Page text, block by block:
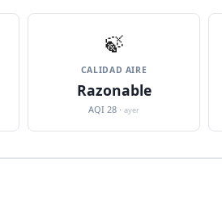
🍃
CALIDAD AIRE
Razonable
AQI 28 ·ayer